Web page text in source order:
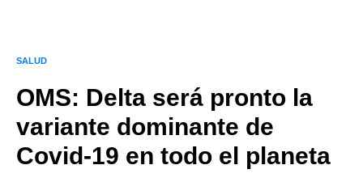
SALUD
OMS: Delta será pronto la
variante dominante de
Covid-19 en todo el planeta